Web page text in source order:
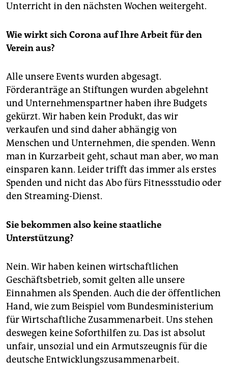
Unterricht in den nächsten Wochen weitergeht.
Wie wirkt sich Corona auf Ihre Arbeit für den
Verein aus?
Alle unsere Events wurden abgesagt.
Förderanträge an Stiftungen wurden abgelehnt
und Unternehmenspartner haben ihre Budgets
gekürzt. Wir haben kein Produkt, das wir
verkaufen und sind daher abhängig von
Menschen und Unternehmen, die spenden. Wenn
man in Kurzarbeit geht, schaut man aber, wo man
einsparen kann. Leider trifft das immer als erstes
Spenden und nicht das Abo fürs Fitnessstudio oder
den Streaming-Dienst.
Sie bekommen also keine staatliche
Unterstützung?
Nein. Wir haben keinen wirtschaftlichen
Geschäftsbetrieb, somit gelten alle unsere
Einnahmen als Spenden. Auch die der öffentlichen
Hand, wie zum Beispiel vom Bundesministerium
für Wirtschaftliche Zusammenarbeit. Uns stehen
deswegen keine Soforthilfen zu. Das ist absolut
unfair, unsozial und ein Armutszeugnis für die
deutsche Entwicklungszusammenarbeit.